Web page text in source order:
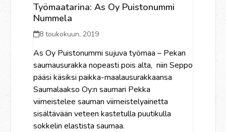
Työmaatarina: As Oy Puistonummi
Nummela
8 toukokuun, 2019
As Oy Puistonummi sujuva työmaa – Pekan
saumausurakka nopeasti pois alta, niin Seppo
pääsi käsiksi paikka-maalausurakkaansa
Saumalaakso Oy:n saumari Pekka
viimeistelee sauman viimeistelyainetta
sisältävään veteen kastetulla puutikulla
sokkelin elastista saumaa.